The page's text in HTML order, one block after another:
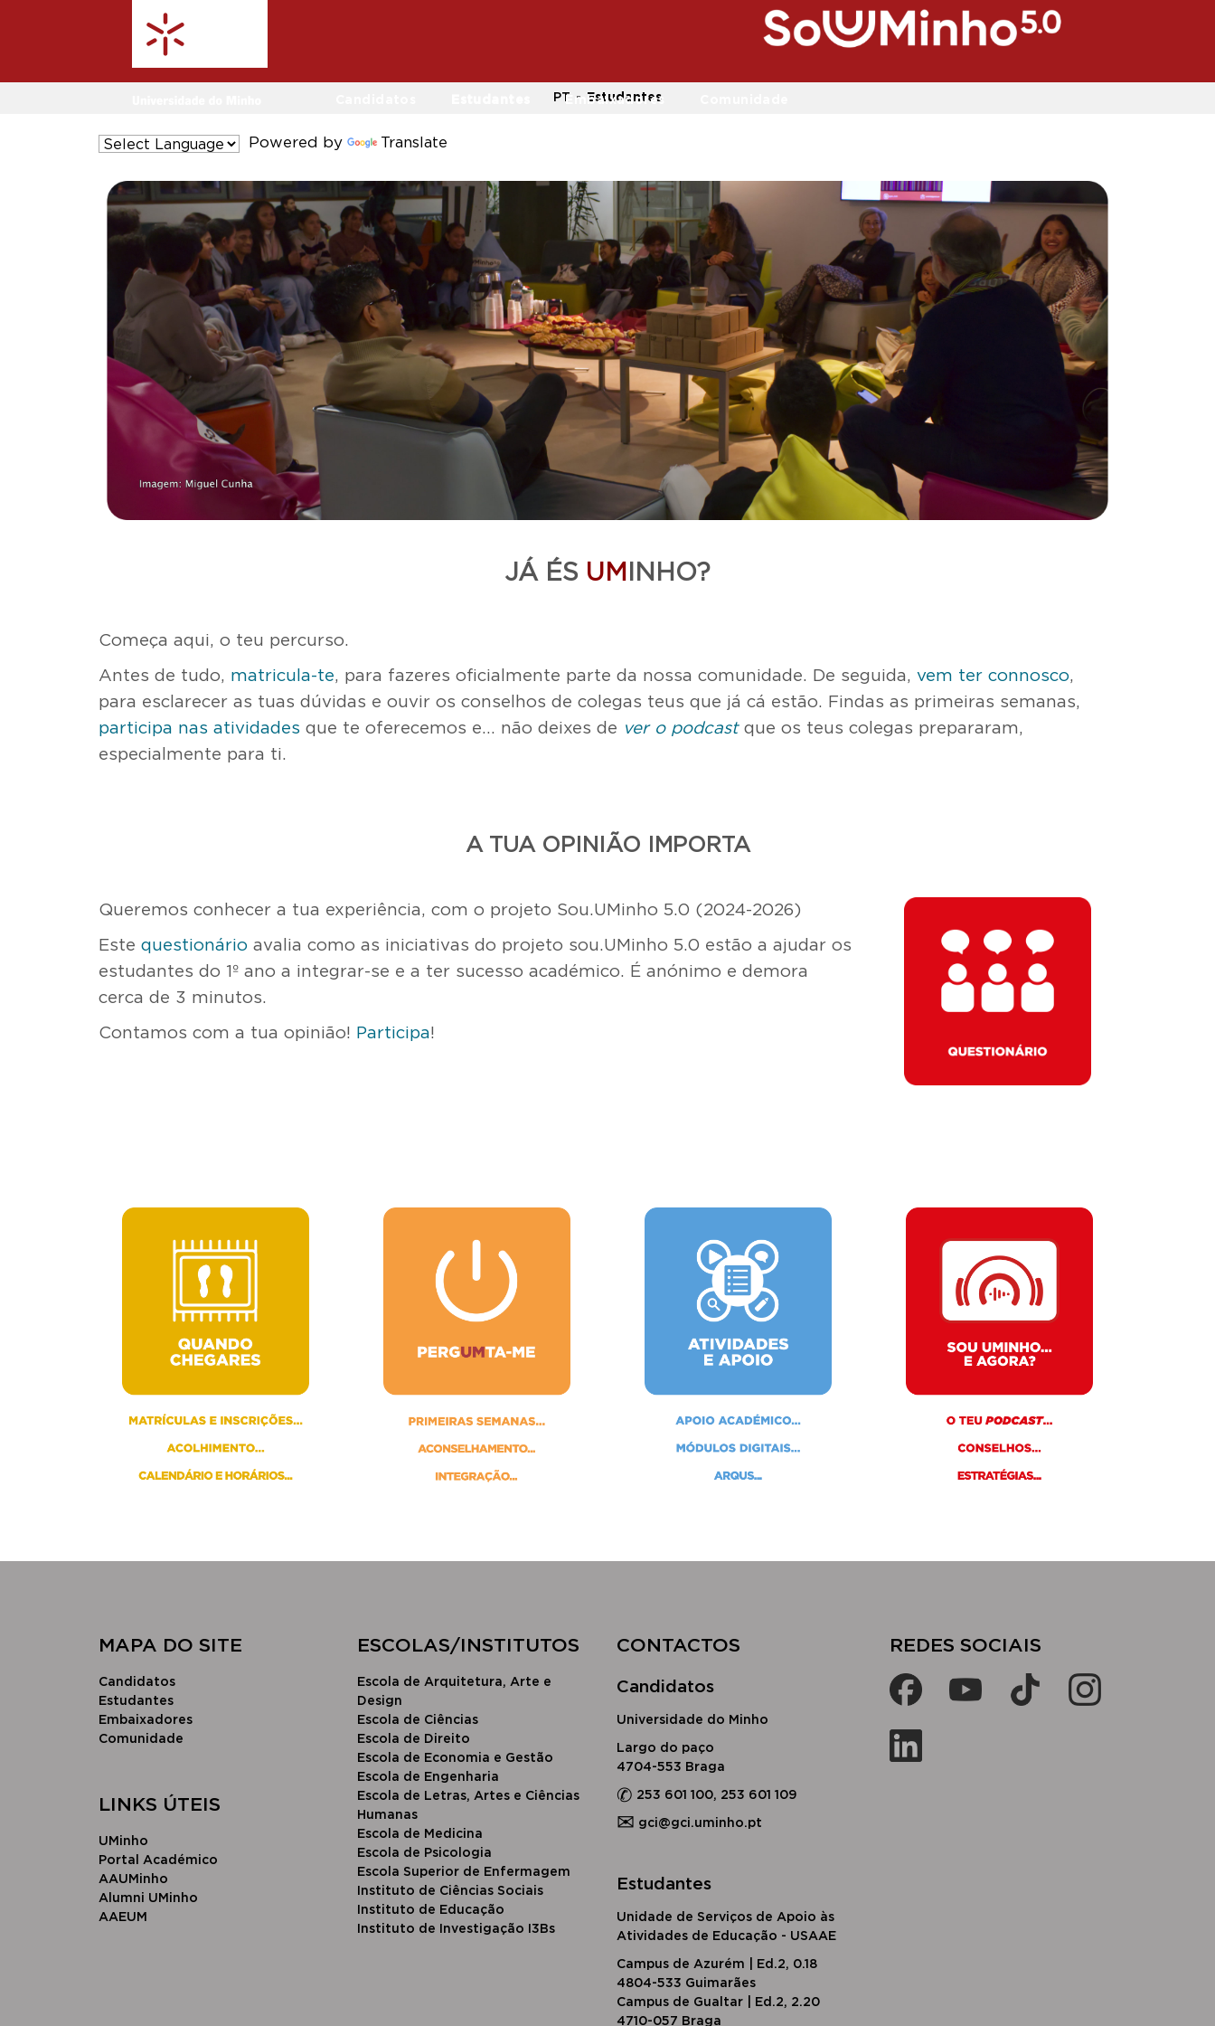
Embaixadores
PT Estudantes
Powered by Translate
​JÁ ÉS UM INHO?
Começa aqui, o teu percurso.
Antes de tudo, matricula-te, para fazeres oficialmente parte da nossa comunidade. De seguida, vem ter connosco,
para esclarecer as tuas dúvidas e ouvir os conselhos de colegas teus que já cá estão. Findas as primeiras semanas,
participa nas atividades que te oferecemos e… não deixes de ver o podcastque os teus colegas prepararam,
especialmente para ti.
A TUA OPINIÃO IMPORTA
Queremos conhecer a tua experiência, com o projeto Sou.UMinho 5.0 (2024-2026)
Este questionário avalia como as iniciativas do projeto sou.UMinho 5.0 estão a ajudar os
estudantes do 1º ano a integrar-se e a ter sucesso académico. É anónimo e demora
cerca de 3 minutos.
Contamos com a tua opinião! Participa!
MAPA DO SITE
Candidatos
Estudantes
Embaixadores
Comunidade
LINKS ÚTEIS
UMinho
Portal Académico
AAUMinho
Alumni UMinho
AAEUM
​ESCOLAS/INSTITUTOS​
Escola de Arquitetura, Arte e
Design
Escola ​de Ciências
Escola d​e Direito
Escola de Economia e Gestão
Escola de Engenharia
Escola de Letras, Artes e Ciências
Humanas
Escola de Medicina
Escola de Psicologia
Escola Superior de Enfermagem
Instituto de Ciências Sociais
Instituto de Educação
Instituto de Investigação I3Bs
CONTACTOS
Candidatos
Universidade do Minho
Largo do paço
4704-553 Braga
✆ 253 601 100, 253 601 109
✉ gci@gci.uminho.pt
Estudantes
Unidade de Serviços de Apoio às
Atividades de Educação - USAAE
Campus de Azurém | Ed.2, 0.18
4804-533 Guimarães
Campus de Gualtar | Ed.2, 2.20
4710-057 Braga
​​REDES SOCIAIS​